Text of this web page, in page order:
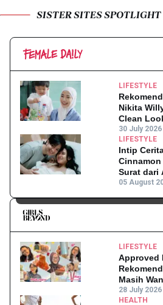
SISTER SITES SPOTLIGHT
LIFESTYLE
Nikita
Clean
30 July 2026
LIFESTYLE
Intip
Surat dari
05 August
LIFESTYLE
Approved
Masih
Kantor
28 July 2026
HEALTH